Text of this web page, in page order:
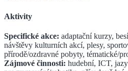
Aktivity
Specifické akce: adaptační kurzy,
návštěvy kulturních akcí, plesy,
přírodě/ozdravné pobyty, tématické/
Zájmové činnosti: hudební, ICT,